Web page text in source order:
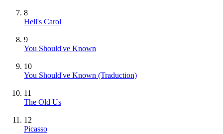
8
Hell's Carol
9
You Should've Known
10
You Should've Known (Traduction)
11
The Old Us
12
Picasso